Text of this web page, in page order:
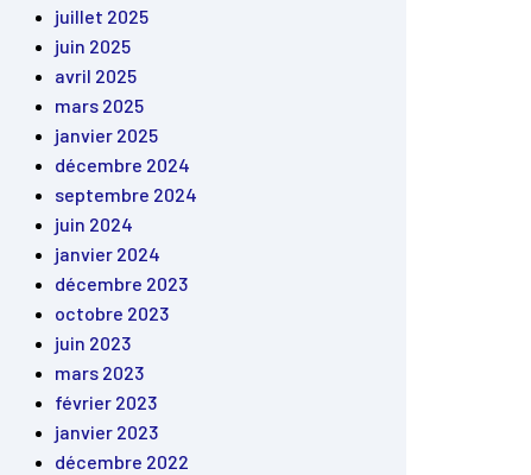
juillet 2025
juin 2025
avril 2025
mars 2025
janvier 2025
décembre 2024
septembre 2024
juin 2024
janvier 2024
décembre 2023
octobre 2023
juin 2023
mars 2023
février 2023
janvier 2023
décembre 2022